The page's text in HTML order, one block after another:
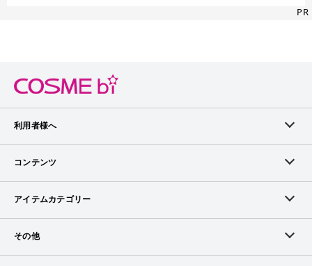
PR
利用者様へ
メンバーログイン
メンバー会員について
アイテム掲載リクエスト
コンテンツ
ランキング
ブランドから探す
アイテムカテゴリー
スキンケア
その他